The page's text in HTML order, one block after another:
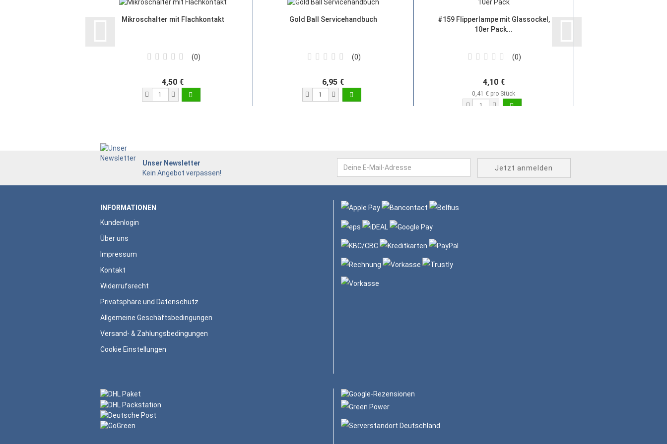
Mikroschalter mit Flachkontakt
0
4,50 €
Gold Ball Servicehandbuch
0
6,95 €
#159 Flipperlampe mit Glassockel,
10er Pack...
0
4,10 €
0,41 € pro Stück
Unser Newsletter
Kein Angebot verpassen!
INFORMATIONEN
Kundenlogin
Über uns
Impressum
Kontakt
Widerrufsrecht
Privatsphäre und Datenschutz
Allgemeine Geschäftsbedingungen
Versand- & Zahlungsbedingungen
Cookie Einstellungen